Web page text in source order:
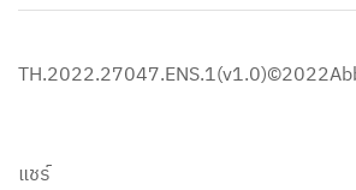
แชร์